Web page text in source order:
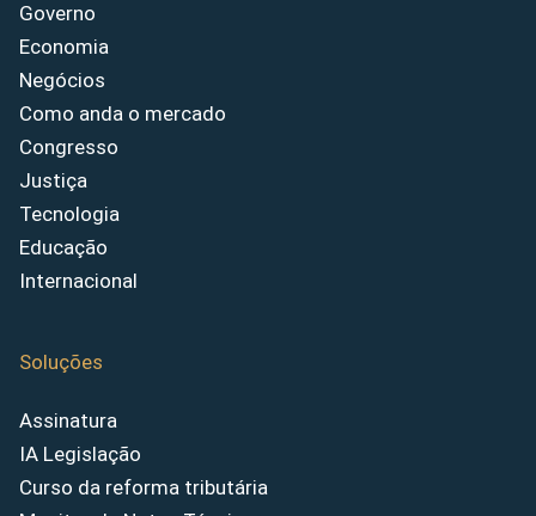
Governo
Economia
Negócios
Como anda o mercado
Congresso
Justiça
Tecnologia
Educação
Internacional
Soluções
Assinatura
IA Legislação
Curso da reforma tributária